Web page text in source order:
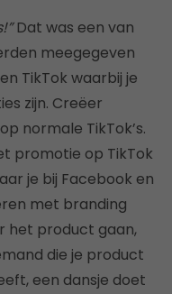
Dat was een van
meegegeven
TikTok waarbij je
zijn. Creëer
normale TikTok’s.
promotie op TikTok
je bij Facebook en
met branding
het product gaan,
die je product
een dansje doet